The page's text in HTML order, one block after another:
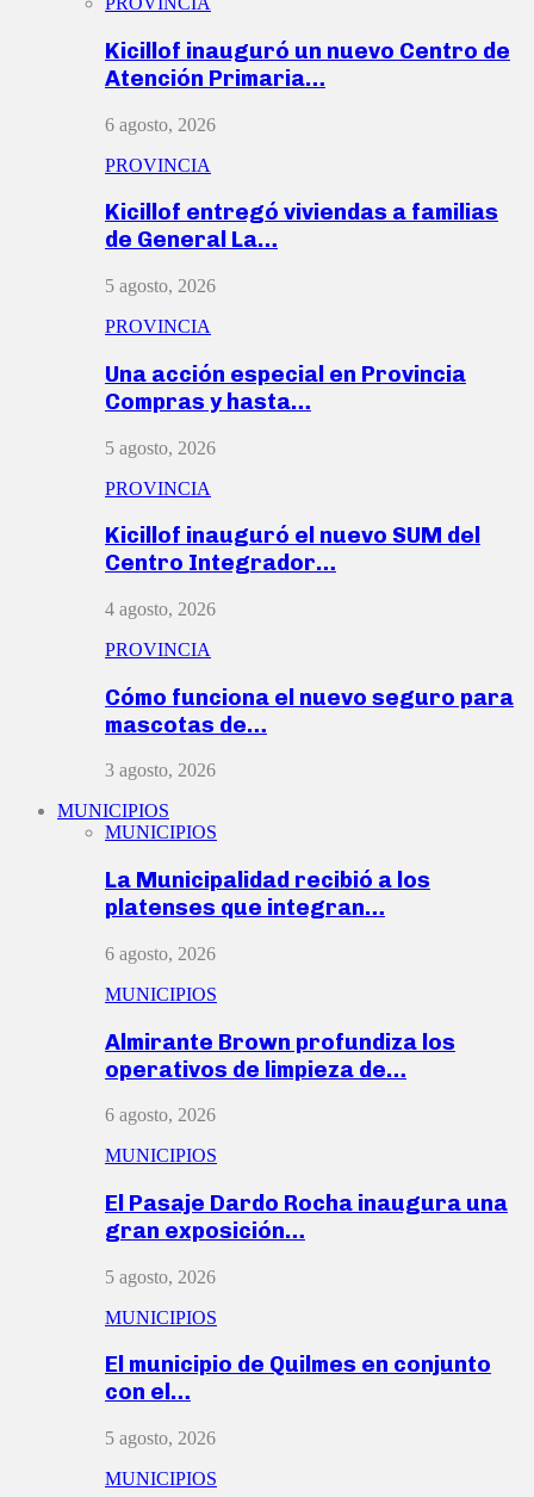
Kicillof inauguró un nuevo Centro de
Atención Primaria…
6 agosto, 2026
PROVINCIA
Kicillof entregó viviendas a familias
de General La…
5 agosto, 2026
PROVINCIA
Una acción especial en Provincia
Compras y hasta…
5 agosto, 2026
PROVINCIA
Kicillof inauguró el nuevo SUM del
Centro Integrador…
4 agosto, 2026
PROVINCIA
Cómo funciona el nuevo seguro para
mascotas de…
3 agosto, 2026
MUNICIPIOS
MUNICIPIOS
La Municipalidad recibió a los
platenses que integran…
6 agosto, 2026
MUNICIPIOS
Almirante Brown profundiza los
operativos de limpieza de…
6 agosto, 2026
MUNICIPIOS
El Pasaje Dardo Rocha inaugura una
gran exposición…
5 agosto, 2026
MUNICIPIOS
El municipio de Quilmes en conjunto
con el…
5 agosto, 2026
MUNICIPIOS